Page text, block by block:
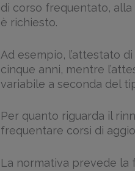
di corso frequentato,
è richiesto.
Ad esempio, l’attestato
cinque anni, mentre
variabile a seconda del
Per quanto riguarda il
frequentare corsi di
La normativa prevede la